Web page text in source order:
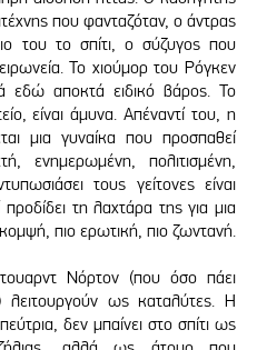
που φανταζόταν, ο άντρας
του το σπίτι, ο σύζυγος που
Το χιούμορ του Ρόγκεν
εδώ αποκτά ειδικό βάρος. Το
είναι άμυνα. Απέναντί του, η
μια γυναίκα που προσπαθεί
ενημερωμένη, πολιτισμένη,
τους γείτονες είναι
τη λαχτάρα της για μια
πιο ερωτική, πιο ζωντανή.
Νόρτον (που όσο πάει
λειτουργούν ως καταλύτες. Η
δεν μπαίνει στο σπίτι ως